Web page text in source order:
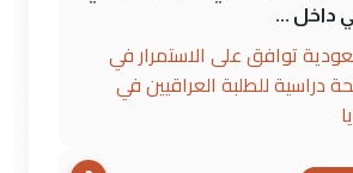
داخل ...
توافق على الاستمرار في
100 منحة دراسية للطلبة العراقيين في